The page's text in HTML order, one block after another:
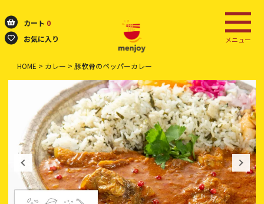
カート 0
お気に入り
メニュー
HOME カレー 豚軟骨のペッパーカレー
検索